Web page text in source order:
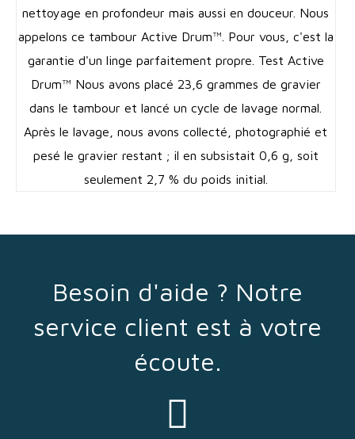
nettoyage en profondeur mais aussi en douceur. Nous
appelons ce tambour Active Drum™. Pour vous, c'est la
garantie d'un linge parfaitement propre. Test Active
Drum™ Nous avons placé 23,6 grammes de gravier
dans le tambour et lancé un cycle de lavage normal.
Après le lavage, nous avons collecté, photographié et
pesé le gravier restant ; il en subsistait 0,6 g, soit
seulement 2,7 % du poids initial.
Besoin d'aide ? Notre
service client est à votre
écoute.